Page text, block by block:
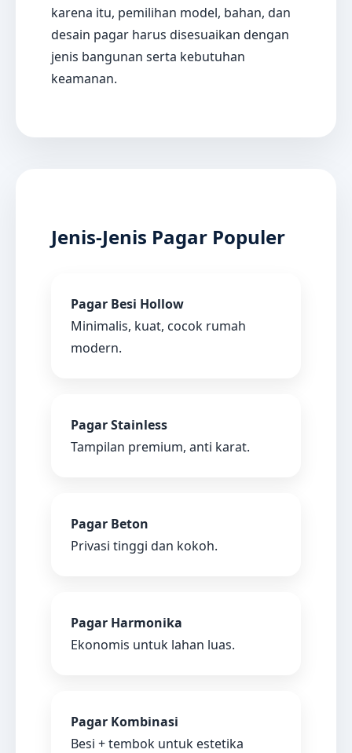
karena itu, pemilihan model, bahan, dan
desain pagar harus disesuaikan dengan
jenis bangunan serta kebutuhan
keamanan.
Jenis-Jenis Pagar Populer
Pagar Besi Hollow
Minimalis, kuat, cocok rumah
modern.
Pagar Stainless
Tampilan premium, anti karat.
Pagar Beton
Privasi tinggi dan kokoh.
Pagar Harmonika
Ekonomis untuk lahan luas.
Pagar Kombinasi
Besi + tembok untuk estetika